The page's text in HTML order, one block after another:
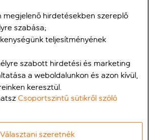
megjelenő hirdetésekben szereplő
szabása;
teljesítményének
szabott hirdetési és marketing
a weboldalunkon és azon kívül,
keresztül.
Csoportszintű sütikről szóló
Választani szeretnék